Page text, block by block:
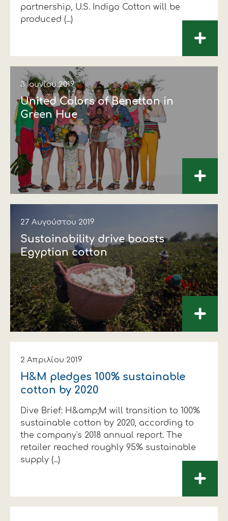
partnership, U.S. Indigo Cotton will be
produced (...)
+
3 Ιουνίου 2019
United Colors of Benetton in
Green Hue
+
27 Αυγούστου 2019
Sustainability drive boosts
Egyptian cotton
+
2 Απριλίου 2019
H&M pledges 100% sustainable
cotton by 2020
Dive Brief: H&amp;M will transition to 100%
sustainable cotton by 2020, according to
the company's 2018 annual report. The
retailer reached roughly 95% sustainable
supply (...)
+